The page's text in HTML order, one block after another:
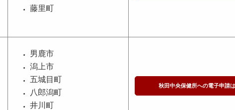
藤里町
男鹿市
潟上市
五城目町
八郎潟町
井川町
秋田中央保健所への電子申請